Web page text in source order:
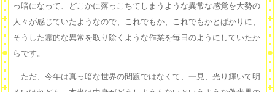
っ暗になって、どこかに落っこちてしまうような異常な感覚を大勢の
人々が感じていたようなので、これでもか、これでもかとばかりに、
そうした霊的な異常を取り除くような作業を毎日のようにしていたか
らです。
ただ、今年は真っ暗な世界の問題ではなくて、一見、光り輝いて明